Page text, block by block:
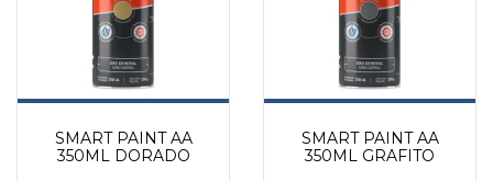
SMART PAINT AA
350ML DORADO
SMART PAINT AA
350ML GRAFITO